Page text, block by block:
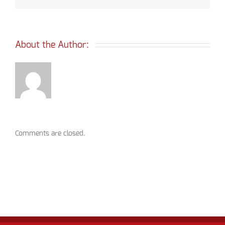
About the Author:
Comments are closed.